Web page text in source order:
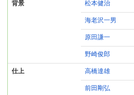
背景 松本健治
海老沢一男
原田謙一
野崎俊郎
仕上 高橋達雄
前田剛弘